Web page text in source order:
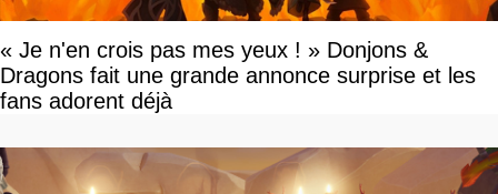
« Je n'en crois pas mes yeux ! » Donjons &
Dragons fait une grande annonce surprise et les
fans adorent déjà